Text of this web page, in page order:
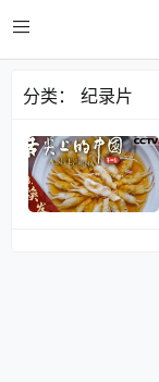
分类： 纪录片